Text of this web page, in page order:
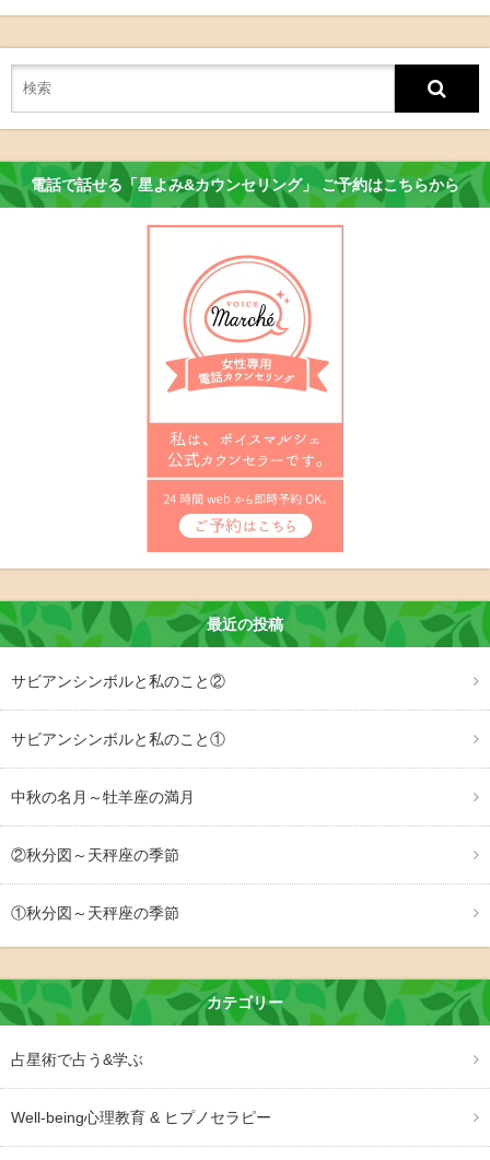
電話で話せる「星よみ&カウンセリング」 ご予約はこちらから
最近の投稿
サビアンシンボルと私のこと②
サビアンシンボルと私のこと①
中秋の名月～牡羊座の満月
②秋分図～天秤座の季節
①秋分図～天秤座の季節
カテゴリー
占星術で占う&学ぶ
Well-being心理教育 & ヒプノセラピー